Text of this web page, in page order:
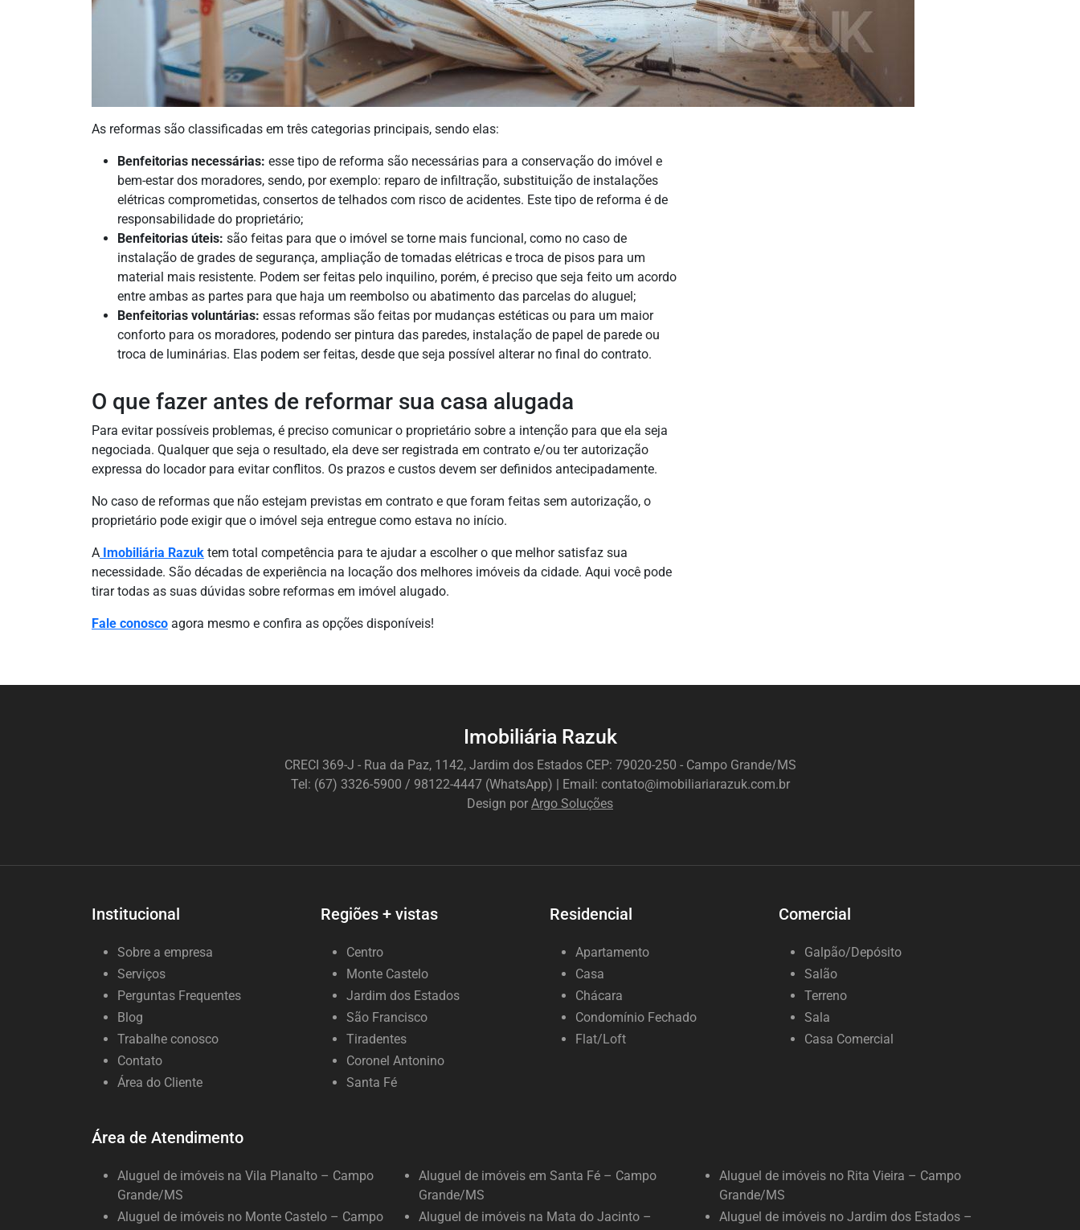
As reformas são classificadas em três categorias principais, sendo elas:
Benfeitorias necessárias: esse tipo de reforma são necessárias para a conservação do imóvel e
bem-estar dos moradores, sendo, por exemplo: reparo de infiltração, substituição de instalações
elétricas comprometidas, consertos de telhados com risco de acidentes. Este tipo de reforma é de
responsabilidade do proprietário;
Benfeitorias úteis: são feitas para que o imóvel se torne mais funcional, como no caso de
instalação de grades de segurança, ampliação de tomadas elétricas e troca de pisos para um
material mais resistente. Podem ser feitas pelo inquilino, porém, é preciso que seja feito um acordo
entre ambas as partes para que haja um reembolso ou abatimento das parcelas do aluguel;
Benfeitorias voluntárias: essas reformas são feitas por mudanças estéticas ou para um maior
conforto para os moradores, podendo ser pintura das paredes, instalação de papel de parede ou
troca de luminárias. Elas podem ser feitas, desde que seja possível alterar no final do contrato.
O que fazer antes de reformar sua casa alugada
Para evitar possíveis problemas, é preciso comunicar o proprietário sobre a intenção para que ela seja
negociada. Qualquer que seja o resultado, ela deve ser registrada em contrato e/ou ter autorização
expressa do locador para evitar conflitos. Os prazos e custos devem ser definidos antecipadamente.
No caso de reformas que não estejam previstas em contrato e que foram feitas sem autorização, o
proprietário pode exigir que o imóvel seja entregue como estava no início.
A Imobiliária Razuk tem total competência para te ajudar a escolher o que melhor satisfaz sua
necessidade. São décadas de experiência na locação dos melhores imóveis da cidade. Aqui você pode
tirar todas as suas dúvidas sobre reformas em imóvel alugado.
Fale conosco agora mesmo e confira as opções disponíveis!
Imobiliária Razuk
CRECI 369-J - Rua da Paz, 1142, Jardim dos Estados CEP: 79020-250 - Campo Grande/MS
Tel: (67) 3326-5900 / 98122-4447 (WhatsApp) | Email: contato@imobiliariarazuk.com.br
Design por Argo Soluções
Institucional
Sobre a empresa
Serviços
Perguntas Frequentes
Blog
Trabalhe conosco
Contato
Área do Cliente
Regiões + vistas
Centro
Monte Castelo
Jardim dos Estados
São Francisco
Tiradentes
Coronel Antonino
Santa Fé
Residencial
Apartamento
Casa
Chácara
Condomínio Fechado
Flat/Loft
Comercial
Galpão/Depósito
Salão
Terreno
Sala
Casa Comercial
Área de Atendimento
Aluguel de imóveis na Vila Planalto – Campo
Grande/MS
Aluguel de imóveis em Santa Fé – Campo
Grande/MS
Aluguel de imóveis no Rita Vieira – Campo
Grande/MS
Aluguel de imóveis no Monte Castelo – Campo
Aluguel de imóveis na Mata do Jacinto –
Aluguel de imóveis no Jardim dos Estados –